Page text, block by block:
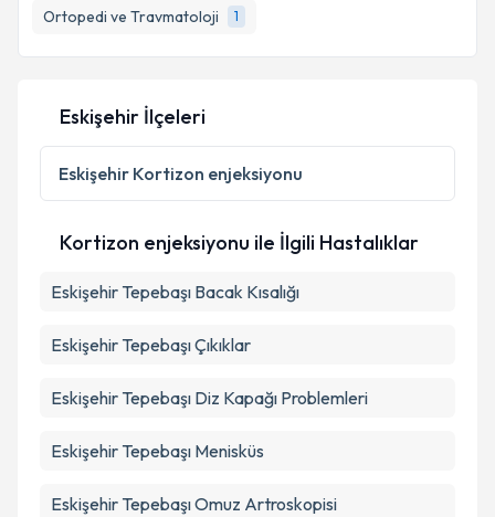
Ortopedi ve Travmatoloji
1
Kişisel verilerimin işlenmesine ilişkinAydınlatma
Metni
'ni okudum ve kişisel verilerimin belirtilen
kapsamda işlenmesini kabul ediyorum.
Takvim Talebini Gönder
Eskişehir İlçeleri
Eskişehir Kortizon enjeksiyonu
Kortizon enjeksiyonu ile İlgili Hastalıklar
Eskişehir Tepebaşı Bacak Kısalığı
Eskişehir Tepebaşı Çıkıklar
Eskişehir Tepebaşı Diz Kapağı Problemleri
Eskişehir Tepebaşı Menisküs
Eskişehir Tepebaşı Omuz Artroskopisi